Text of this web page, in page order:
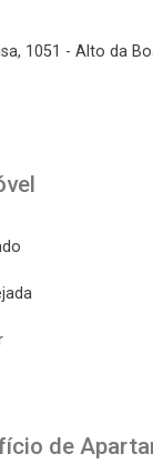
1051 - Alto da
de